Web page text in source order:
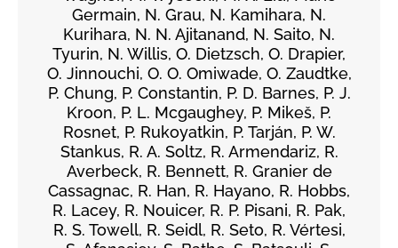
Germain, N. Grau, N. Kamihara, N.
Kurihara, N. N. Ajitanand, N. Saito, N.
Tyurin, N. Willis, O. Dietzsch, O. Drapier,
O. Jinnouchi, O. O. Omiwade, O. Zaudtke,
P. Chung, P. Constantin, P. D. Barnes, P. J.
Kroon, P. L. Mcgaughey, P. Mikeš, P.
Rosnet, P. Rukoyatkin, P. Tarján, P. W.
Stankus, R. A. Soltz, R. Armendariz, R.
Averbeck, R. Bennett, R. Granier de
Cassagnac, R. Han, R. Hayano, R. Hobbs,
R. Lacey, R. Nouicer, R. P. Pisani, R. Pak,
R. S. Towell, R. Seidl, R. Seto, R. Vértesi,